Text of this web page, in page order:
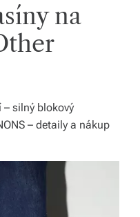
na
silný blokový
– detaily a nákup